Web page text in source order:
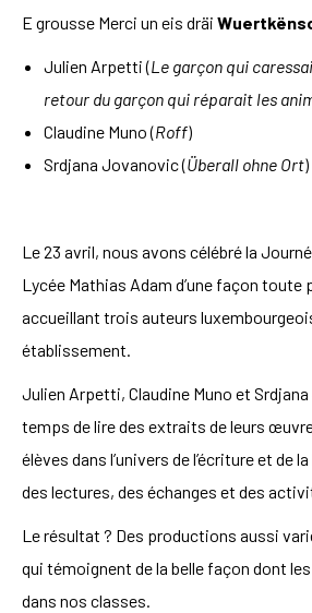
E grousse Merci un eis dräi
Julien Arpetti (Le garçon qui
retour du garçon qui réparait les
Claudine Muno (Roff)
Srdjana Jovanovic (Überall ohne Ort)
Le 23 avril, nous avons célébré la
Lycée Mathias Adam d’une façon toute
accueillant trois auteurs
établissement.
Julien Arpetti, Claudine Muno et
temps de lire des extraits de leurs
élèves dans l’univers de l’écriture et de
des lectures, des échanges et des
Le résultat ? Des productions aussi
qui témoignent de la belle façon dont
dans nos classes.